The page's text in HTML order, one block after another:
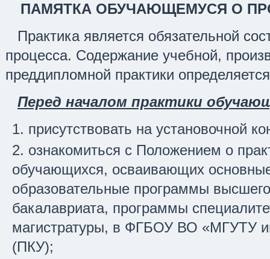
ПАМЯТКА ОБУЧАЮЩЕМУСЯ О
Практика является обязательной
процесса. Содержание учебной,
преддипломной практики
Перед началом практики
присутствовать на установочной
ознакомиться с Положением о
обучающихся, осваивающих
образовательные программы
бакалавриата, программы
магистратуры, в ФГБОУ ВО «МГУТУ
(ПКУ);